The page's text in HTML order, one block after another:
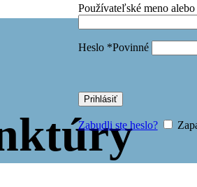
Používateľské meno alebo
Heslo *Povinné
Prihlásiť
Zabudli ste heslo?